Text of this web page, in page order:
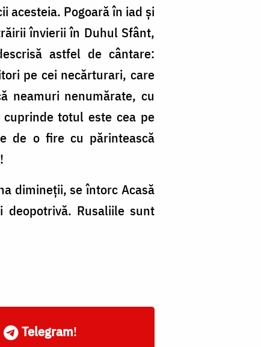
acesteia. Pogoară în iad și
învierii în Duhul Sfânt,
astfel de cântare:
pe cei necărturari, care
neamuri nenumărate, cu
totul este cea pe
de o fire cu părintească
dimineții, se întorc Acasă
Rusaliile sunt
Telegram!